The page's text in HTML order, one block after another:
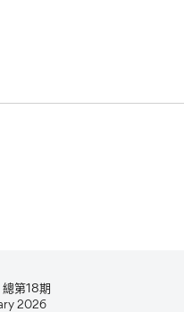
第18期
2026